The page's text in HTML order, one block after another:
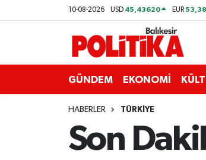
10-08-2026 USD 45,43620 EUR
GÜNDEM EKONOMİ
HABERLER TÜRKİYE
Son
ASTROLOJİ
Bandırma
Balıkesir Nöbetçi Eczaneler
Balıkesir Hava Durumu
Balıkesir Namaz Vakitleri
Balıkesir Trafik Yoğunluk Haritası